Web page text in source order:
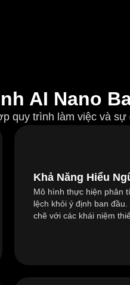
AI Nano
quy trình làm việc và
Khả Năng Hiểu
Mô hình thực hiện phân
lệch khỏi ý định ban
chẽ với các khái niệm